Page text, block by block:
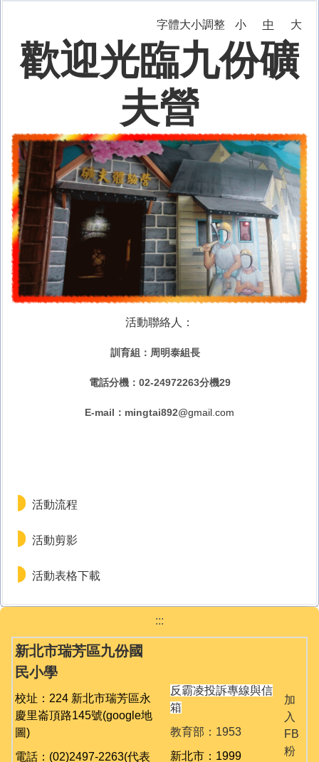
字體大小調整 小 中 大
歡迎光臨九份礦
夫營
活動聯絡人：
訓育組：周明泰組長
電話分機： 02-24972263分機29
E-mail：mingtai892@gmail.com
活動流程
活動剪影
活動表格下載
:::
新北市瑞芳區九份國
民小學
校址：224 新北市瑞芳區永
慶里崙頂路145號(google地
圖)
電話：(02)2497-2263(代表
反霸凌投訴專線與信
箱
教育部：1953
新北市：1999
加
入
FB
粉